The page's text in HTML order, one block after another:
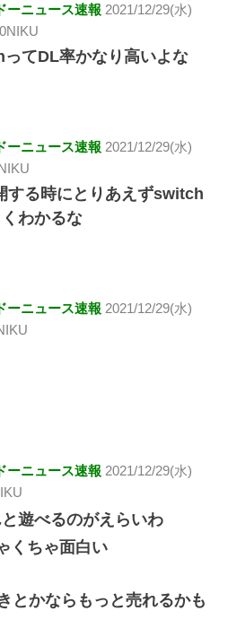
ーニュース速報 2021/12/29(水)
てDL率かなり高いよな
ーニュース速報 2021/12/29(水)
する時にとりあえずswitch
わかるな
ーニュース速報 2021/12/29(水)
ーニュース速報 2021/12/29(水)
遊べるのがえらいわ
くちゃ面白い
とかならもっと売れるかも